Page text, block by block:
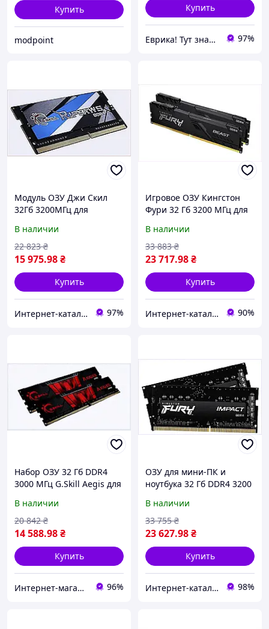
Купить
modpoint
Купить
Еврика! Тут знайдеться все! 97%
Модуль ОЗУ Джи Скил
32Гб 3200МГц для
8T7E28172
В наличии
15 975.98₴
22 823 ₴
Купить
Интернет-кат​алог с​ки​​д​​​ок "ElenaShop" 97%
Игровое ОЗУ Кингстон
Фури 32 Гб 3200 МГц для
P6754302HK
В наличии
23 717.98₴
33 883 ₴
Купить
Интернет-кат​​алог ск​​ид​​ок Zakazov 90%
Набор ОЗУ 32 Гб DDR4
3000 МГц G.Skill Aegis для
165601XBE4
В наличии
14 588.98₴
20 842 ₴
Купить
Интернет-магазин TVOЁ 96%
ОЗУ для мини-ПК и
ноутбука 32 Гб DDR4 3200
676130C3KA
В наличии
23 627.98₴
33 755 ₴
Купить
Инте​рнет​-кат​алог ск​​идок "BAGSPACE" 98%